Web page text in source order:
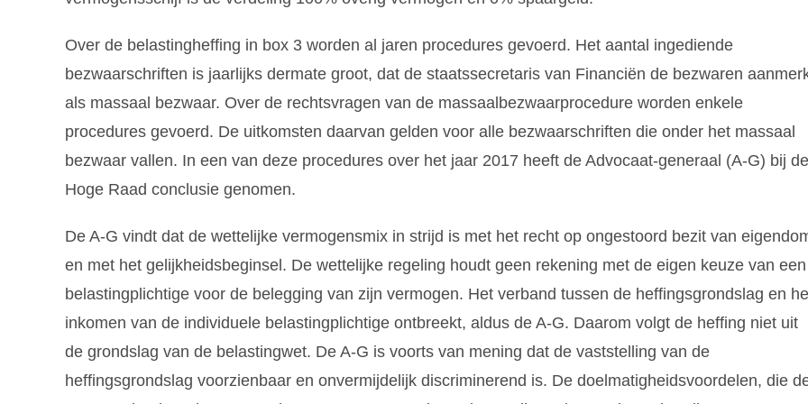
Over de belastingheffing in box 3 worden al jaren procedures gevoerd. Het aantal ingediende
bezwaarschriften is jaarlijks dermate groot, dat de staatssecretaris van Financiën de bezwaren
als massaal bezwaar. Over de rechtsvragen van de massaalbezwaarprocedure worden enkele
procedures gevoerd. De uitkomsten daarvan gelden voor alle bezwaarschriften die onder het massaal
bezwaar vallen. In een van deze procedures over het jaar 2017 heeft de Advocaat-generaal (A-G) bij de
Hoge Raad conclusie genomen.
De A-G vindt dat de wettelijke vermogensmix in strijd is met het recht op ongestoord bezit van
en met het gelijkheidsbeginsel. De wettelijke regeling houdt geen rekening met de eigen keuze van een
belastingplichtige voor de belegging van zijn vermogen. Het verband tussen de heffingsgrondslag en
inkomen van de individuele belastingplichtige ontbreekt, aldus de A-G. Daarom volgt de heffing niet uit
de grondslag van de belastingwet. De A-G is voorts van mening dat de vaststelling van de
heffingsgrondslag voorzienbaar en onvermijdelijk discriminerend is. De doelmatigheidsvoordelen, die